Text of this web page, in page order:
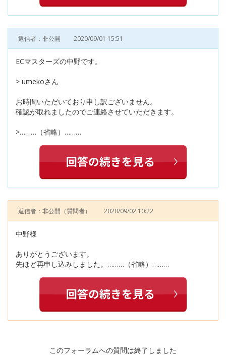
返信者：非公開 2020/09/01 15:51
ECマスターズの中野です。
> umekoさん
お時間いただいており申し訳ございません。
確認が取れましたのでご連絡させていただきます。
>………（省略）………
返信者：非公開 （質問者） 2020/09/02 10:22
中野様
ありがとうございます。
先ほど再申し込みしました。………（省略）………
このフォーラムへの質問は終了しました